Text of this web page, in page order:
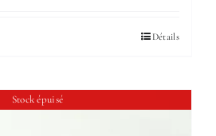
Détails
Stock épuisé